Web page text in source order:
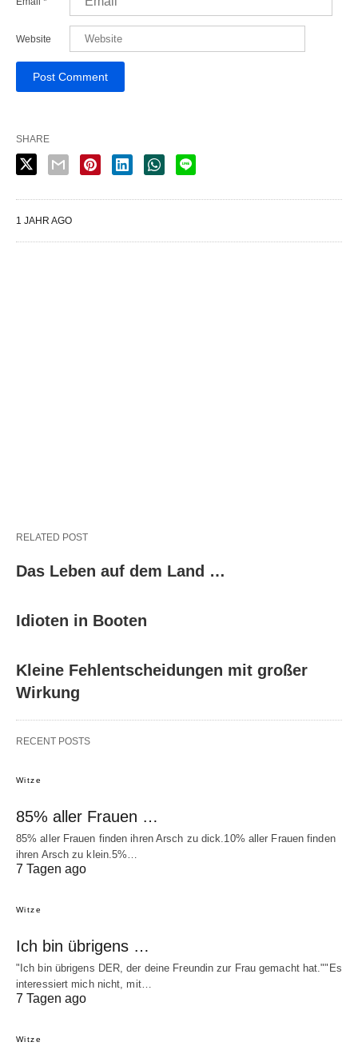
Website
SHARE
1 JAHR AGO
RELATED POST
Das Leben auf dem Land …
Idioten in Booten
Kleine Fehlentscheidungen mit großer
Wirkung
RECENT POSTS
Witze
85% aller Frauen …
85% aller Frauen finden ihren Arsch zu dick.10% aller Frauen finden
ihren Arsch zu klein.5%…
7 Tagen ago
Witze
Ich bin übrigens …
"Ich bin übrigens DER, der deine Freundin zur Frau gemacht hat.""Es
interessiert mich nicht, mit…
7 Tagen ago
Witze